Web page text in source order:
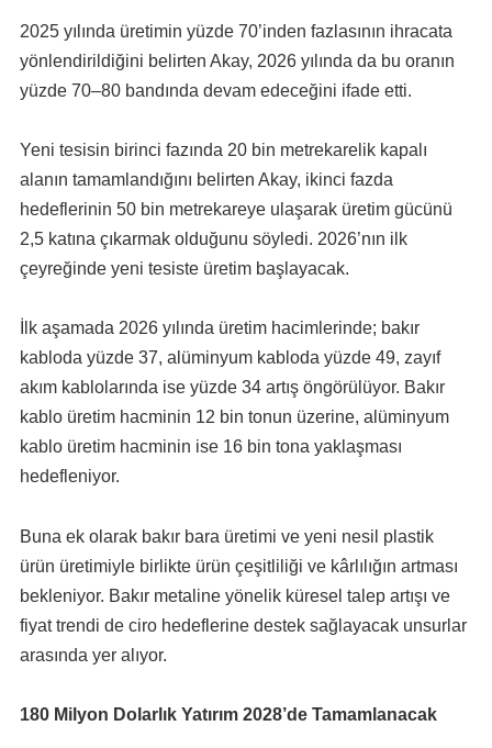
2025 yılında üretimin yüzde 70’inden fazlasının ihracata
yönlendirildiğini belirten Akay, 2026 yılında da bu oranın
yüzde 70–80 bandında devam edeceğini ifade etti.
Yeni tesisin birinci fazında 20 bin metrekarelik kapalı
alanın tamamlandığını belirten Akay, ikinci fazda
hedeflerinin 50 bin metrekareye ulaşarak üretim gücünü
2,5 katına çıkarmak olduğunu söyledi. 2026’nın ilk
çeyreğinde yeni tesiste üretim başlayacak.
İlk aşamada 2026 yılında üretim hacimlerinde; bakır
kabloda yüzde 37, alüminyum kabloda yüzde 49, zayıf
akım kablolarında ise yüzde 34 artış öngörülüyor. Bakır
kablo üretim hacminin 12 bin tonun üzerine, alüminyum
kablo üretim hacminin ise 16 bin tona yaklaşması
hedefleniyor.
Buna ek olarak bakır bara üretimi ve yeni nesil plastik
ürün üretimiyle birlikte ürün çeşitliliği ve kârlılığın artması
bekleniyor. Bakır metaline yönelik küresel talep artışı ve
fiyat trendi de ciro hedeflerine destek sağlayacak unsurlar
arasında yer alıyor.
180 Milyon Dolarlık Yatırım 2028’de Tamamlanacak